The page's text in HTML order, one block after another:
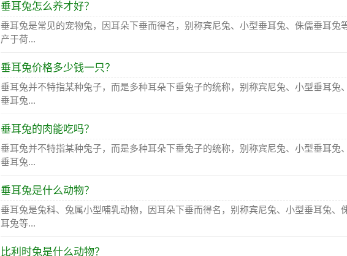
垂耳兔怎么养才好？
垂耳兔是常见的宠物兔，因耳朵下垂而得名，别称宾尼兔、小型垂耳兔、侏儒垂耳兔
产于荷...
垂耳兔价格多少钱一只？
垂耳兔并不特指某种兔子，而是多种耳朵下垂兔子的统称，别称宾尼兔、小型垂耳兔
垂耳兔...
垂耳兔的肉能吃吗？
垂耳兔并不特指某种兔子，而是多种耳朵下垂兔子的统称，别称宾尼兔、小型垂耳兔
垂耳兔...
垂耳兔是什么动物？
垂耳兔是兔科、兔属小型哺乳动物，因耳朵下垂而得名，别称宾尼兔、小型垂耳兔、
耳兔等...
比利时兔是什么动物？